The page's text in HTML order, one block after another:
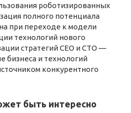
роботизированных
полного потенциала
при переходе к модели
технологий нового
стратегий CEO и CTO —
бизнеса и технологий
конкурентного
быть интересно